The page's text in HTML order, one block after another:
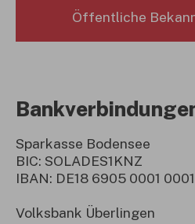
Öffentliche
Sparkasse Bodensee
BIC: SOLADES1KNZ
IBAN: DE18 6905 0001
Volksbank Überlingen